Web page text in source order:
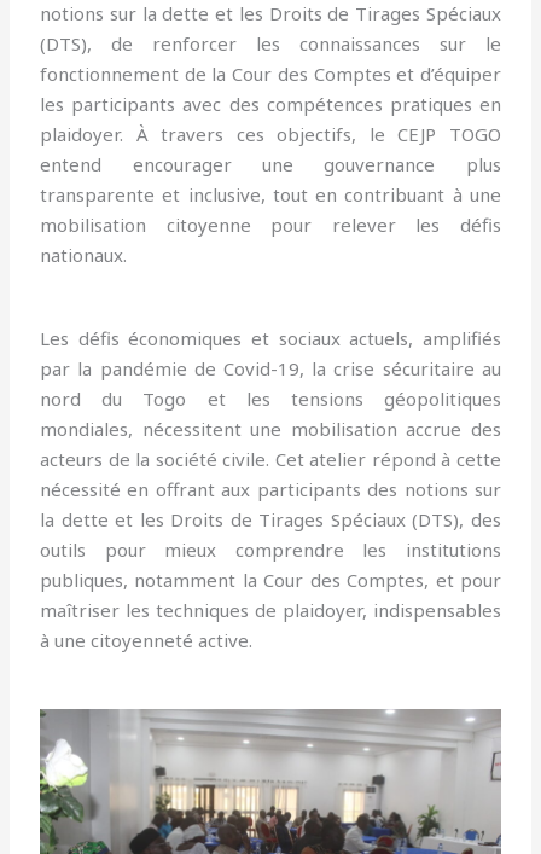
notions sur la dette et les Droits de Tirages Spéciaux
(DTS), de renforcer les connaissances sur le
fonctionnement de la Cour des Comptes et d’équiper
les participants avec des compétences pratiques en
plaidoyer. À travers ces objectifs, le CEJP TOGO
entend encourager une gouvernance plus
transparente et inclusive, tout en contribuant à une
mobilisation citoyenne pour relever les défis
nationaux.
Les défis économiques et sociaux actuels, amplifiés
par la pandémie de Covid-19, la crise sécuritaire au
nord du Togo et les tensions géopolitiques
mondiales, nécessitent une mobilisation accrue des
acteurs de la société civile. Cet atelier répond à cette
nécessité en offrant aux participants des notions sur
la dette et les Droits de Tirages Spéciaux (DTS), des
outils pour mieux comprendre les institutions
publiques, notamment la Cour des Comptes, et pour
maîtriser les techniques de plaidoyer, indispensables
à une citoyenneté active.